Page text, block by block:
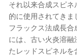
それ以来合成スピ
的に使用されてきま
フラックス法成長
には、古い火炎溶融
たレッドスピネルを